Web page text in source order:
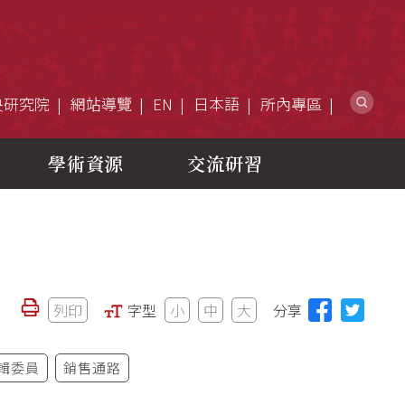
究院 網站導覽 EN 日本語 所內專區
學術資源 交流研習
列印 字型 小 中 大 分享
委員 銷售通路